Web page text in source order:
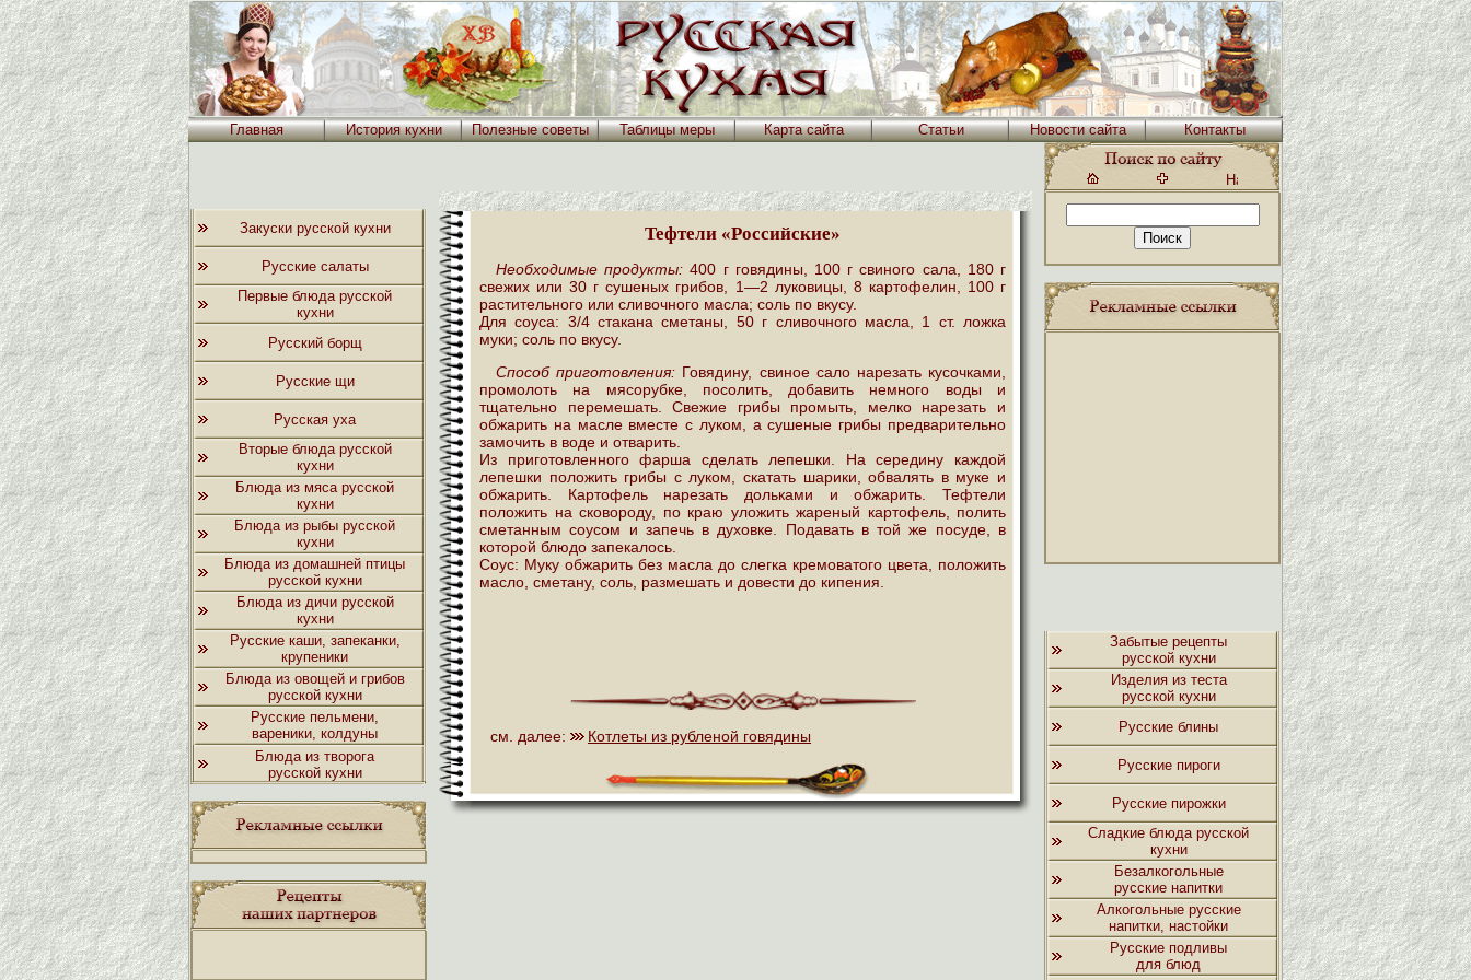
Главная История кухни Полезные советы Таблицы меры Карта сайта Статьи Новости сайта Контакты
Закуски русской кухни
Русские салаты
Первые блюда русской
кухни
Русский борщ
Русские щи
Русская уха
Вторые блюда русской
кухни
Блюда из мяса русской
кухни
Блюда из рыбы русской
кухни
Блюда из домашней птицы
русской кухни
Блюда из дичи русской
кухни
Русские каши, запеканки,
крупеники
Блюда из овощей и грибов
русской кухни
Русские пельмени,
вареники, колдуны
Блюда из творога
русской кухни
Тефтели «Российские»
Необходимые продукты: 400 г говядины, 100 г свиного сала, 180 г
свежих или 30 г сушеных грибов, 1—2 луковицы, 8 картофелин, 100 г
растительного или сливочного масла; соль по вкусу.
Для соуса: 3/4 стакана сметаны, 50 г сливочного масла, 1 ст. ложка
муки; соль по вкусу.
Способ приготовления: Говядину, свиное сало нарезать кусочками,
промолоть на мясорубке, посолить, добавить немного воды и
тщательно перемешать. Свежие грибы промыть, мелко нарезать и
обжарить на масле вместе с луком, а сушеные грибы предварительно
замочить в воде и отварить.
Из приготовленного фарша сделать лепешки. На середину каждой
лепешки положить грибы с луком, скатать шарики, обвалять в муке и
обжарить. Картофель нарезать дольками и обжарить. Тефтели
положить на сковороду, по краю уложить жареный картофель, полить
сметанным соусом и запечь в духовке. Подавать в той же посуде, в
которой блюдо запекалось.
Соус: Муку обжарить без масла до слегка кремоватого цвета, положить
масло, сметану, соль, размешать и довести до кипения.
см. далее: Котлеты из рубленой говядины
Забытые рецепты
русской кухни
Изделия из теста
русской кухни
Русские блины
Русские пироги
Русские пирожки
Сладкие блюда русской
кухни
Безалкогольные
русские напитки
Алкогольные русские
напитки, настойки
Русские подливы
для блюд